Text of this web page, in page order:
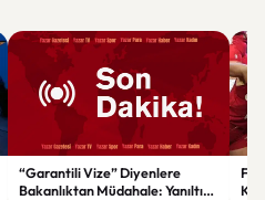
“Garantili Vize” Diyenlere
Bakanlıktan Müdahale: Yanıltıcı